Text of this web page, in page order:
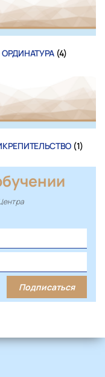
ОРДИНАТУРА (4)
(1)
Подписаться